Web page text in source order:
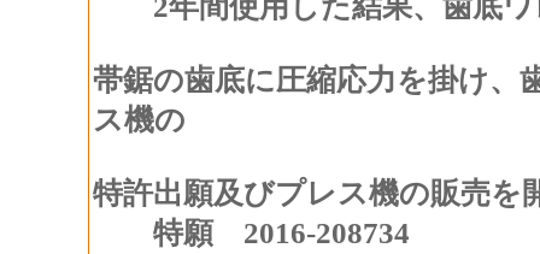
帯鋸の歯底に圧縮応力を掛け、
ス機の
特許出願及びプレス機の販売を
特願 2016-208734